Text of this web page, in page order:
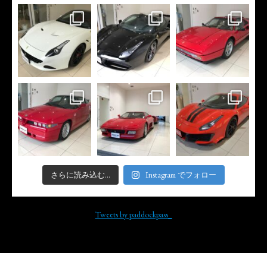
さらに読み込む... Instagram でフォロー
Tweets by paddockpass_